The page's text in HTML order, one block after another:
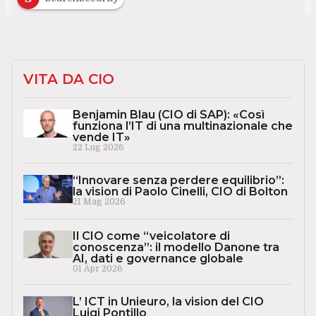
VITA DA CIO
Benjamin Blau (CIO di SAP): «Così
funziona l’IT di una multinazionale che
vende IT»
22 Lug 2026
“Innovare senza perdere equilibrio”:
la vision di Paolo Cinelli, CIO di Bolton
21 Mag 2026
Il CIO come “veicolatore di
conoscenza”: il modello Danone tra
AI, dati e governance globale
01 Apr 2026
L’ ICT in Unieuro, la vision del CIO
Luigi Pontillo